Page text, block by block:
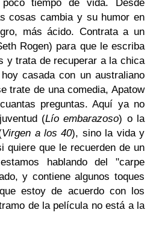
tiempo de vida. Desde
cosas cambia y su humor en
más ácido. Contrata a un
Rogen) para que le escriba
y trata de recuperar a la chica
casada con un australiano
trate de una comedia, Apatow
preguntas. Aquí ya no
(Lío embarazoso) o la
Virgen a los 40), sino la vida y
quiere que le recuerden de un
hablando del "carpe
y contiene algunos toques
estoy de acuerdo con los
de la película no está a la